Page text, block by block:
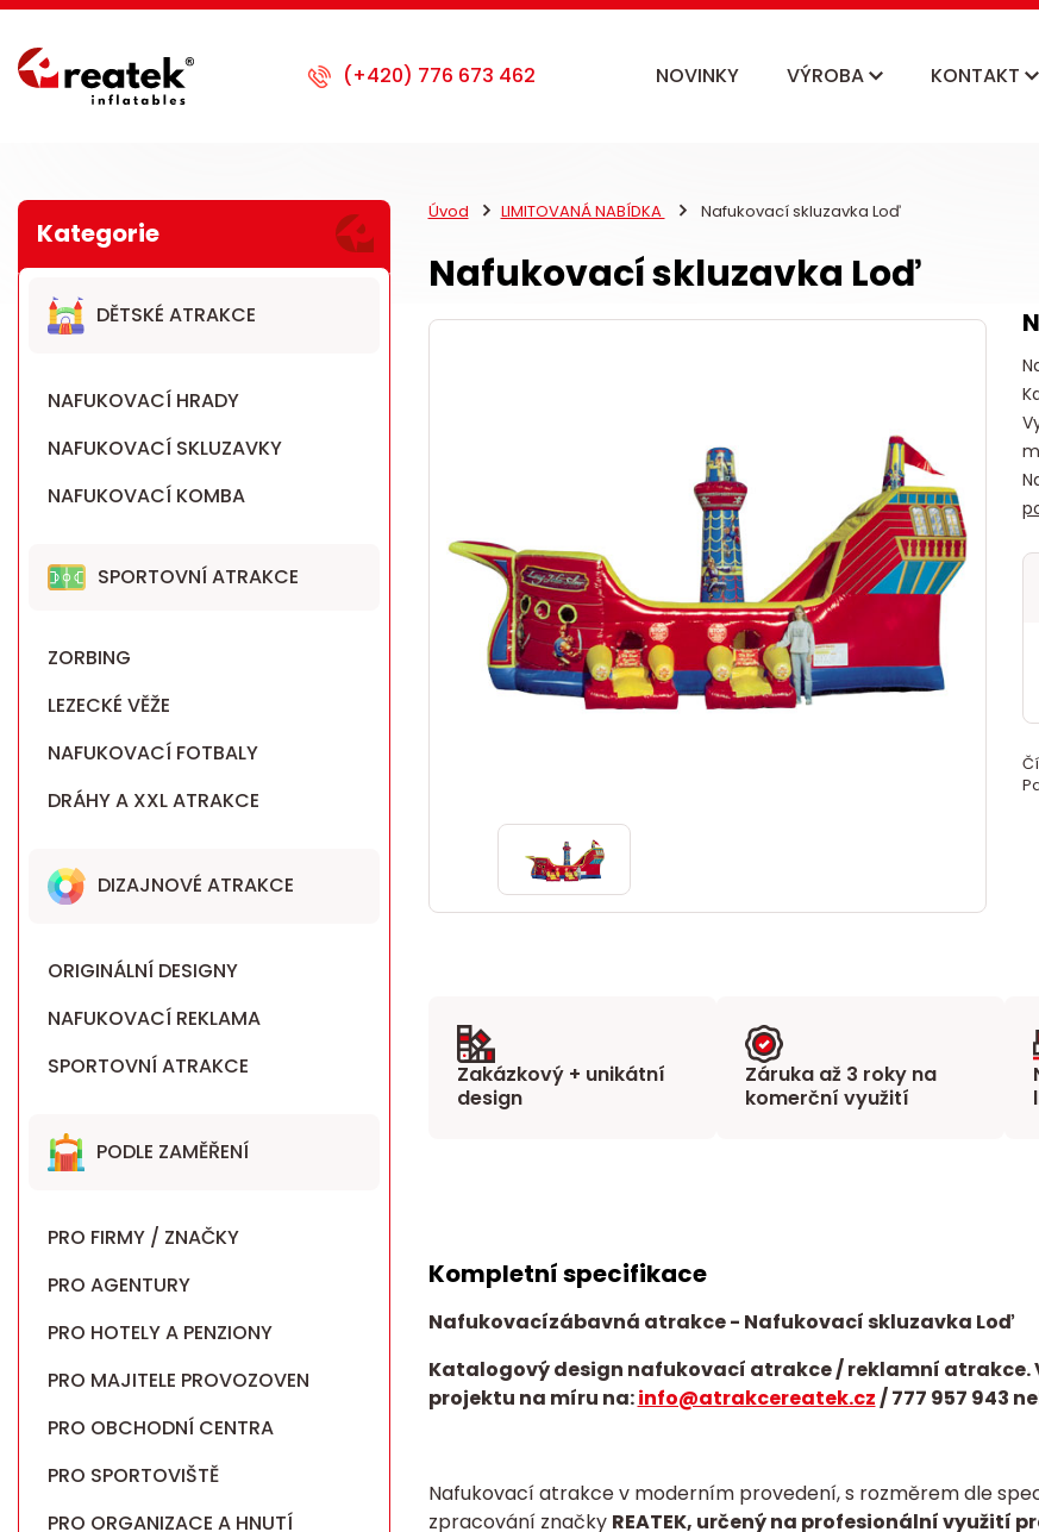
NOVINKY VÝROBA KONTAKT
DĚTSKÉ ATRAKCE
NAFUKOVACÍ HRADY
NAFUKOVACÍ SKLUZAVKY
NAFUKOVACÍ KOMBA
SPORTOVNÍ ATRAKCE
ZORBING
LEZECKÉ VĚŽE
NAFUKOVACÍ FOTBALY
DRÁHY A XXL ATRAKCE
DIZAJNOVÉ ATRAKCE
ORIGINÁLNÍ DESIGNY
NAFUKOVACÍ REKLAMA
SPORTOVNÍ ATRAKCE
PODLE ZAMĚŘENÍ
PRO FIRMY / ZNAČKY
PRO AGENTURY
PRO HOTELY A PENZIONY
PRO MAJITELE PROVOZOVEN
PRO OBCHODNÍ CENTRA
PRO SPORTOVIŠTĚ
PRO ORGANIZACE A HNUTÍ
Úvod LIMITOVANÁ NABÍDKA Nafukovací skluzavka Loď
Nafukovací skluzavka Loď
Zakázkový + unikátní
design
Záruka až 3 roky na
komerční využití
Kompletní specifikace
Nafukovacízábavná atrakce- Nafukovací skluzavka Loď
Katalogový design nafukovací atrakce / reklamní atrakce.
projektu na míru na:info@atrakcereatek.cz/777 957 943
Nafukovací atrakce v moderním provedení, s rozměrem dle
zpracování značky REATEK, určený na profesionální využití